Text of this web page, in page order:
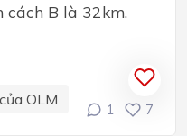
B là 32km.
OLM
1 7